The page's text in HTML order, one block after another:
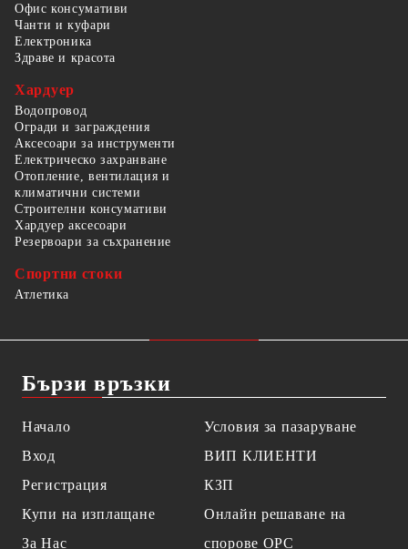
Офис консумативи
Чанти и куфари
Електроника
Здраве и красота
Хардуер
Водопровод
Огради и заграждения
Аксесоари за инструменти
Електрическо захранване
Отопление, вентилация и
климатични системи
Строителни консумативи
Хардуер аксесоари
Резервоари за съхранение
Спортни стоки
Атлетика
Бързи връзки
Начало
Вход
Регистрация
Купи на изплащане
За Нас
Условия за пазаруване
ВИП КЛИЕНТИ
КЗП
Онлайн решаване на
спорове OPC